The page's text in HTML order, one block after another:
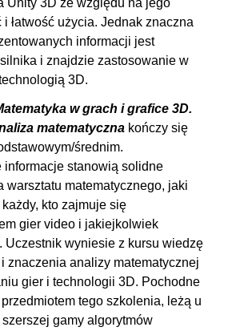
łatwość użycia. Jednak znaczna
informacji jest
i znajdzie zastosowanie w
3D.
w grach i grafice 3D.
matematyczna kończy się
średnim.
informacje stanowią solidne
warsztatu matematycznego, jaki
kto zajmuje się
gier video i jakiejkolwiek
Uczestnik wyniesie z kursu wiedzę
znaczenia analizy matematycznej
gier i technologii 3D. Pochodne
przedmiotem tego szkolenia, leżą u
gamy algorytmów